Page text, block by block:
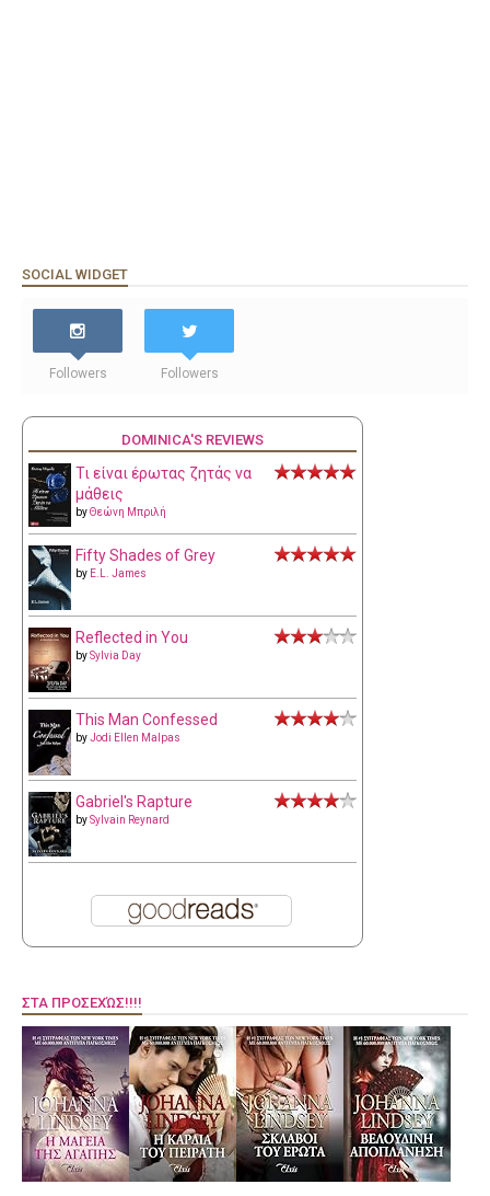
SOCIAL WIDGET
Followers Followers
DOMINICA'S REVIEWS
Τι είναι έρωτας ζητάς να
μάθεις
byΘεώνη Μπριλή
Fifty Shades of Grey
by E.L. James
Reflected in You
bySylvia Day
This Man Confessed
byJodi Ellen Malpas
Gabriel's Rapture
bySylvain Reynard
ΣΤΑ ΠΡΟΣΕΧΏΣ!!!!